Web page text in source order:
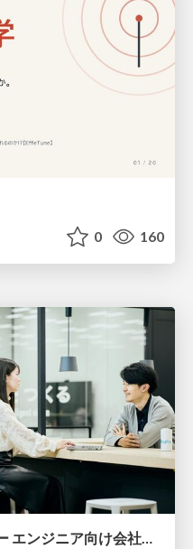
0 160
【５分でわかる】セーフィー エンジニア向け会社紹介